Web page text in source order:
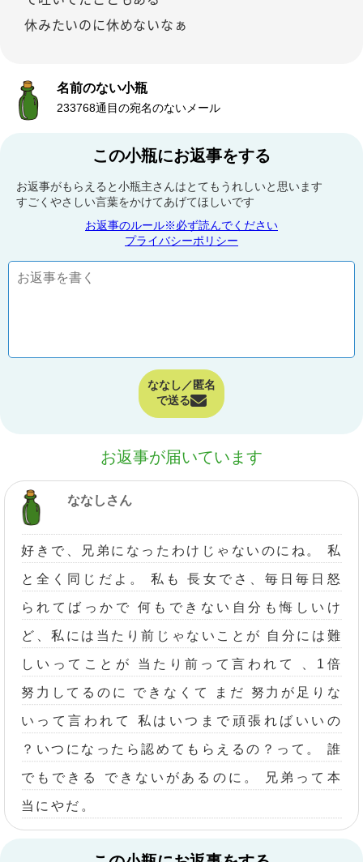
休みたいのに休めないなぁ
名前のない小瓶
233768通目の宛名のないメール
この小瓶にお返事をする
お返事がもらえると小瓶主さんはとてもうれしいと思います
すごくやさしい言葉をかけてあげてほしいです
お返事のルール※必ず読んでください
プライバシーポリシー
ななし／匿名
で送る
お返事が届いています
ななしさん
好きで、兄弟になったわけじゃないのにね。 私
と全く同じだよ。 私も 長女でさ、毎日毎日怒
られてばっかで 何もできない自分も悔しいけ
ど、私には当たり前じゃないことが 自分には難
しいってことが 当たり前って言われて 、1倍
努力してるのに できなくて まだ 努力が足りな
いって言われて 私はいつまで頑張ればいいの
？いつになったら認めてもらえるの？って。 誰
でもできる できないがあるのに。 兄弟って本
当にやだ。